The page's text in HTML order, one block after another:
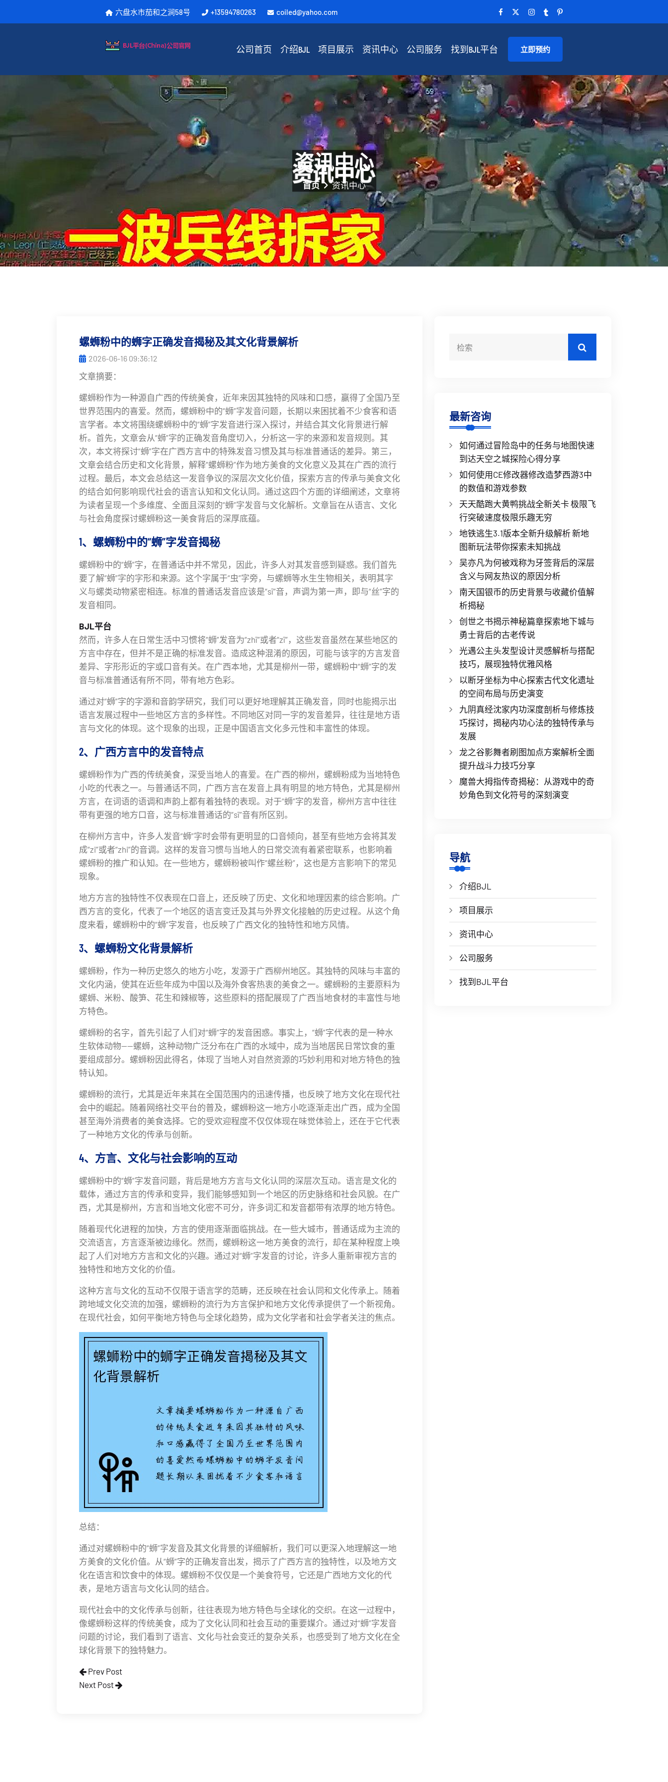
六盘水市茄和之涧58号 +13594780263 coiled@yahoo.com
公司首页 介绍BJL 项目展示 资讯中心 公司服务 找到BJL平台 立即预约
资讯中心
首页 资讯中心
螺蛳粉中的蛳字正确发音揭秘及其文化背景解析
2026-06-16 09:36:12
文章摘要：
螺蛳粉作为一种源自广西的传统美食，近年来因其独特的风味和口感，赢得了全国乃至
世界范围内的喜爱。然而，螺蛳粉中的“蛳”字发音问题，长期以来困扰着不少食客和语
言学者。本文将围绕螺蛳粉中的“蛳”字发音进行深入探讨，并结合其文化背景进行解
析。首先，文章会从“蛳”字的正确发音角度切入，分析这一字的来源和发音规则。其
次，本文将探讨“蛳”字在广西方言中的特殊发音习惯及其与标准普通话的差异。第三，
文章会结合历史和文化背景，解释“螺蛳粉”作为地方美食的文化意义及其在广西的流行
过程。最后，本文会总结这一发音争议的深层次文化价值，探索方言的传承与美食文化
的结合如何影响现代社会的语言认知和文化认同。通过这四个方面的详细阐述，文章将
为读者呈现一个多维度、全面且深刻的“蛳”字发音与文化解析。文章旨在从语言、文化
与社会角度探讨螺蛳粉这一美食背后的深厚底蕴。
1、螺蛳粉中的“蛳”字发音揭秘
螺蛳粉中的“蛳”字，在普通话中并不常见，因此，许多人对其发音感到疑惑。我们首先
要了解“蛳”字的字形和来源。这个字属于“虫”字旁，与螺蛳等水生生物相关，表明其字
义与螺类动物紧密相连。标准的普通话发音应该是“sī”音，声调为第一声，即与“丝”字的
发音相同。
BJL平台
然而，许多人在日常生活中习惯将“蛳”发音为“zhī”或者“zī”，这些发音虽然在某些地区的
方言中存在，但并不是正确的标准发音。造成这种混淆的原因，可能与该字的方言发音
差异、字形形近的字或口音有关。在广西本地，尤其是柳州一带，螺蛳粉中“蛳”字的发
音与标准普通话有所不同，带有地方色彩。
通过对“蛳”字的字源和音韵学研究，我们可以更好地理解其正确发音，同时也能揭示出
语言发展过程中一些地区方言的多样性。不同地区对同一字的发音差异，往往是地方语
言与文化的体现。这个现象的出现，正是中国语言文化多元性和丰富性的体现。
2、广西方言中的发音特点
螺蛳粉作为广西的传统美食，深受当地人的喜爱。在广西的柳州，螺蛳粉成为当地特色
小吃的代表之一。与普通话不同，广西方言在发音上具有明显的地方特色，尤其是柳州
方言，在词语的语调和声韵上都有着独特的表现。对于“蛳”字的发音，柳州方言中往往
带有更强的地方口音，这与标准普通话的“sī”音有所区别。
在柳州方言中，许多人发音“蛳”字时会带有更明显的口音倾向，甚至有些地方会将其发
成“zi”或者“zhi”的音调。这样的发音习惯与当地人的日常交流有着紧密联系，也影响着
螺蛳粉的推广和认知。在一些地方，螺蛳粉被叫作“螺丝粉”，这也是方言影响下的常见
现象。
地方方言的独特性不仅表现在口音上，还反映了历史、文化和地理因素的综合影响。广
西方言的变化，代表了一个地区的语言变迁及其与外界文化接触的历史过程。从这个角
度来看，螺蛳粉中的“蛳”字发音，也反映了广西文化的独特性和地方风情。
3、螺蛳粉文化背景解析
螺蛳粉，作为一种历史悠久的地方小吃，发源于广西柳州地区。其独特的风味与丰富的
文化内涵，使其在近些年成为中国以及海外食客热衷的美食之一。螺蛳粉的主要原料为
螺蛳、米粉、酸笋、花生和辣椒等，这些原料的搭配展现了广西当地食材的丰富性与地
方特色。
螺蛳粉的名字，首先引起了人们对“蛳”字的发音困惑。事实上，“蛳”字代表的是一种水
生软体动物——螺蛳，这种动物广泛分布在广西的水域中，成为当地居民日常饮食的重
要组成部分。螺蛳粉因此得名，体现了当地人对自然资源的巧妙利用和对地方特色的独
特认知。
螺蛳粉的流行，尤其是近年来其在全国范围内的迅速传播，也反映了地方文化在现代社
会中的崛起。随着网络社交平台的普及，螺蛳粉这一地方小吃逐渐走出广西，成为全国
甚至海外消费者的美食选择。它的受欢迎程度不仅仅体现在味觉体验上，还在于它代表
了一种地方文化的传承与创新。
4、方言、文化与社会影响的互动
螺蛳粉中的“蛳”字发音问题，背后是地方方言与文化认同的深层次互动。语言是文化的
载体，通过方言的传承和变异，我们能够感知到一个地区的历史脉络和社会风貌。在广
西，尤其是柳州，方言和当地文化密不可分，许多词汇和发音都带有浓厚的地方特色。
随着现代化进程的加快，方言的使用逐渐面临挑战。在一些大城市，普通话成为主流的
交流语言，方言逐渐被边缘化。然而，螺蛳粉这一地方美食的流行，却在某种程度上唤
起了人们对地方方言和文化的兴趣。通过对“蛳”字发音的讨论，许多人重新审视方言的
独特性和地方文化的价值。
这种方言与文化的互动不仅限于语言学的范畴，还反映在社会认同和文化传承上。随着
跨地域文化交流的加强，螺蛳粉的流行为方言保护和地方文化传承提供了一个新视角。
在现代社会，如何平衡地方特色与全球化趋势，成为文化学者和社会学者关注的焦点。
总结：
通过对螺蛳粉中的“蛳”字发音及其文化背景的详细解析，我们可以更深入地理解这一地
方美食的文化价值。从“蛳”字的正确发音出发，揭示了广西方言的独特性，以及地方文
化在语言和饮食中的体现。螺蛳粉不仅仅是一个美食符号，它还是广西地方文化的代
表，是地方语言与文化认同的结合。
现代社会中的文化传承与创新，往往表现为地方特色与全球化的交织。在这一过程中，
像螺蛳粉这样的传统美食，成为了文化认同和社会互动的重要媒介。通过对“蛳”字发音
问题的讨论，我们看到了语言、文化与社会变迁的复杂关系，也感受到了地方文化在全
球化背景下的独特魅力。
Prev Post
Next Post
最新咨询
如何通过冒险岛中的任务与地图快速
到达天空之城探险心得分享
如何使用CE修改器修改造梦西游3中
的数值和游戏参数
天天酷跑大黄鸭挑战全新关卡 极限飞
行突破速度极限乐趣无穷
地铁逃生3.1版本全新升级解析 新地
图新玩法带你探索未知挑战
吴亦凡为何被戏称为牙签背后的深层
含义与网友热议的原因分析
南天国银币的历史背景与收藏价值解
析揭秘
创世之书揭示神秘篇章探索地下城与
勇士背后的古老传说
光遇公主头发型设计灵感解析与搭配
技巧，展现独特优雅风格
以断牙坐标为中心探索古代文化遗址
的空间布局与历史演变
九阴真经沈家内功深度剖析与修炼技
巧探讨，揭秘内功心法的独特传承与
发展
龙之谷影舞者刷图加点方案解析全面
提升战斗力技巧分享
魔兽大拇指传奇揭秘：从游戏中的奇
妙角色到文化符号的深刻演变
导航
介绍BJL
项目展示
资讯中心
公司服务
找到BJL平台